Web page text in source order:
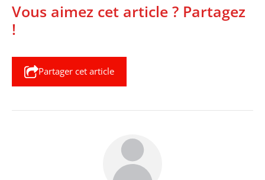
Vous aimez cet article ? Partagez
!
Partager cet article